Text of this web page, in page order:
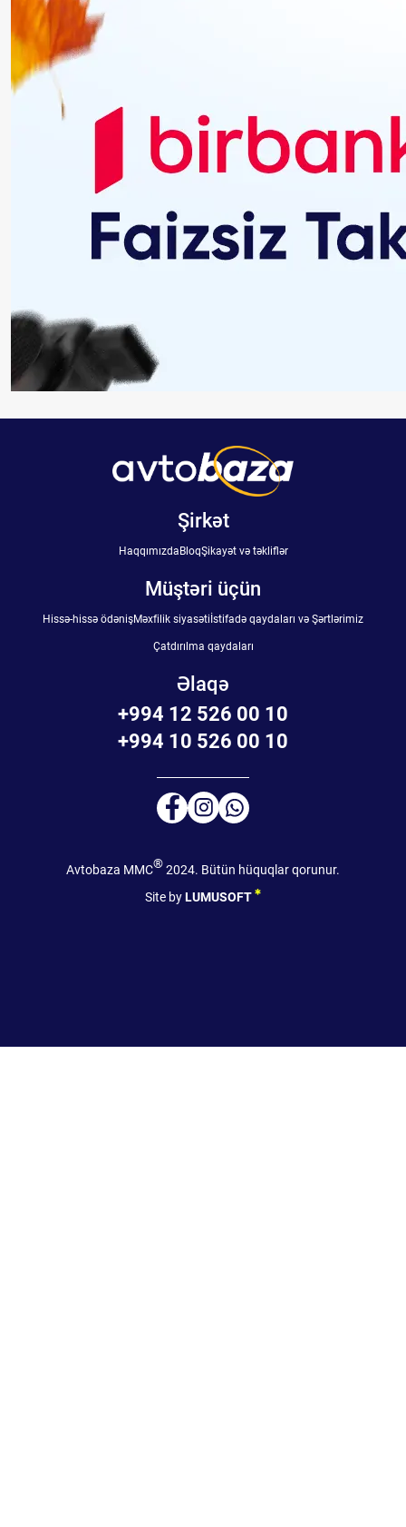
Şirkət
HaqqımızdaBloqŞikayət və təkliflər
Müştəri üçün
Hissə-hissə ödənişMəxfilik siyasətiİstifadə qaydaları və Şərtlərimiz
Çatdırılma qaydaları
Əlaqə
+994 12 526 00 10
+994 10 526 00 10
Avtobaza MMC®2024. Bütün hüquqlar qorunur.
Site byLUMUSOFT